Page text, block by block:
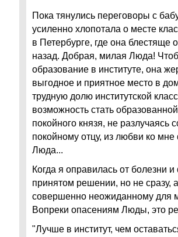
Пока тянулись переговоры с
усиленно хлопотала о месте
в Петербурге, где она блестяще
назад. Добрая, милая Люда!
образование в институте, она
выгодное и приятное место в
трудную долю институтской
возможность стать
покойного князя, не
покойному отцу, из любви ко
Люда...
Когда я оправилась от болезни
принятом решении, но не сразу,
совершенно неожиданному для
Вопреки опасениям Люды, это
"Лучше в институт, чем